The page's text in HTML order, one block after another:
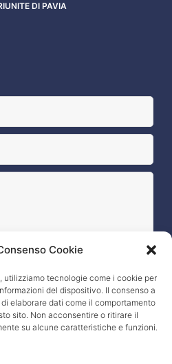
Cookie
utilizziamo tecnologie come i cookie per
del dispositivo. Il consenso a
elaborare dati come il comportamento
sito. Non acconsentire o ritirare il
su alcune caratteristiche e funzioni.
DI PAVIA
il consenso al trattamento dei
specificati nellaprivacy policy?